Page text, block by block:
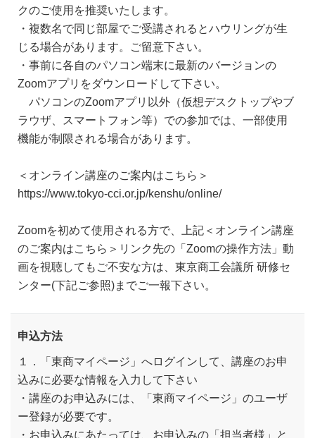
クのご使用を推奨いたします。
・複数名で同じ部屋でご受講されるとハウリングが生
じる場合があります。ご留意下さい。
・事前に各自のパソコン端末に最新のバージョンの
Zoomアプリをダウンロードして下さい。
パソコンのZoomアプリ以外（仮想デスクトップやブ
ラウザ、スマートフォン等）での参加では、一部使用
機能が制限される場合があります。
＜オンライン講座のご案内はこちら＞
https://www.tokyo-cci.or.jp/kenshu/online/
Zoomを初めて使用される方で、上記＜オンライン講座
のご案内はこちら＞リンク先の「Zoomの操作方法」動
画を視聴してもご不安な方は、東京商工会議所 研修セ
ンター(下記ご参照)までご一報下さい。
申込方法
１．「東商マイページ」へログインして、講座のお申
込みに必要な情報を入力して下さい
・講座のお申込みには、「東商マイページ」のユーザ
ー登録が必要です。
・お申込みにあたっては、お申込みの「担当者様」と